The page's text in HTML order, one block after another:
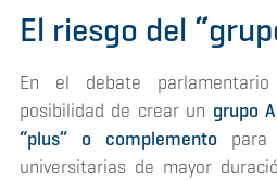
El riesgo del
En el debate
posibilidad de crear un grupo
“plus” o complemento para
universitarias de mayor